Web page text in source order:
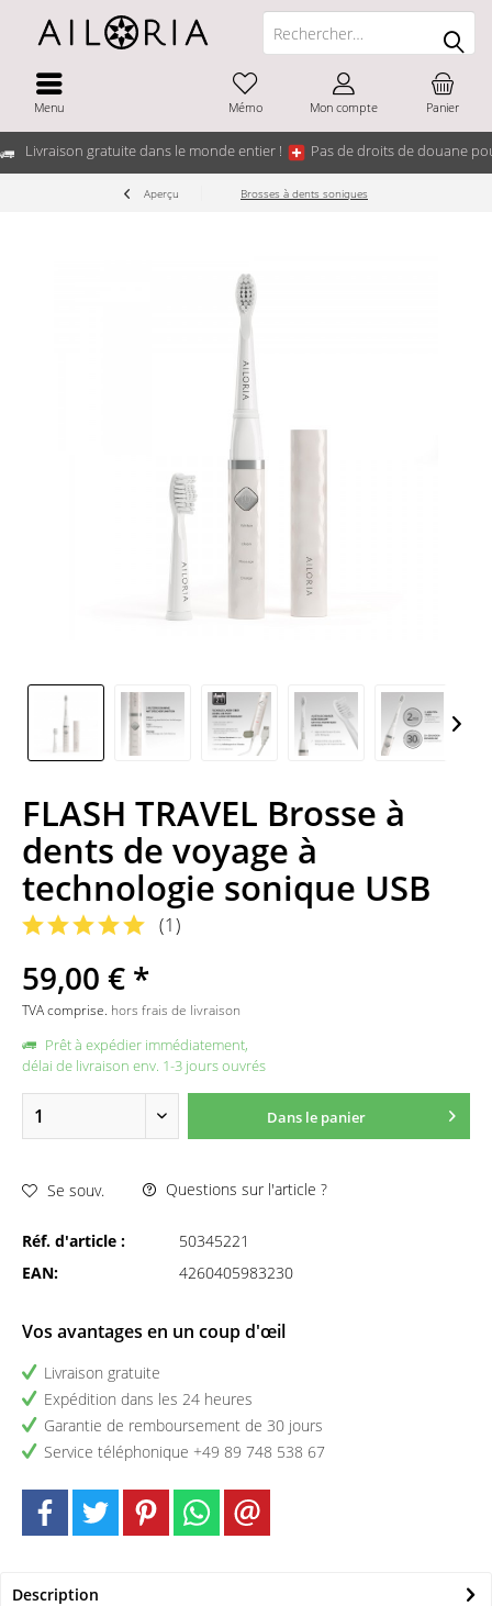
Livraison gratuite dans le monde entier ! Pas de droits de douane
Menu Panier
Mémo Mon compte
Aperçu Brosses à dents soniques
FLASH TRAVEL Brosse à
dents de voyage à
technologie sonique USB
(1)
59,00 € *
TVA comprise. hors frais de livraison
Prêt à expédier immédiatement,
délai de livraison env. 1-3 jours ouvrés
Dans le panier
Se souv. Questions sur l'article ?
Réf. d'article :
50345221
EAN:
4260405983230
Vos avantages en un coup d'œil
Livraison gratuite
Expédition dans les 24 heures
Garantie de remboursement de 30 jours
Service téléphonique +49 89 748 538 67
Description